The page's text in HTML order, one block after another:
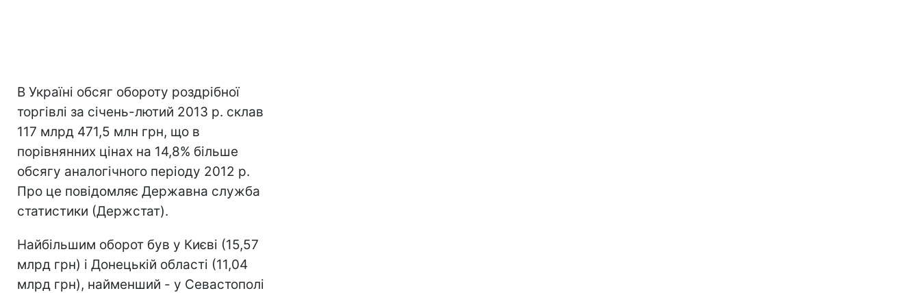
В Україні обсяг обороту роздрібної
торгівлі за січень-лютий 2013 р. склав
117 млрд 471,5 млн грн, що в
порівнянних цінах на 14,8% більше
обсягу аналогічного періоду 2012 р.
Про це повідомляє Державна служба
статистики (Держстат).
Найбільшим оборот був у Києві (15,57
млрд грн) і Донецькій області (11,04
млрд грн), найменший - у Севастополі